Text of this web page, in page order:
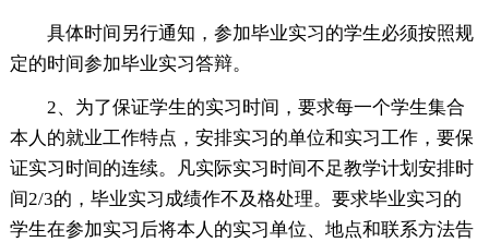
具体时间另行通知，参加毕业实习的学生必须按照规
定的时间参加毕业实习答辩。
2、为了保证学生的实习时间，要求每一个学生集合
本人的就业工作特点，安排实习的单位和实习工作，要保
证实习时间的连续。凡实际实习时间不足教学计划安排时
间2/3的，毕业实习成绩作不及格处理。要求毕业实习的
学生在参加实习后将本人的实习单位、地点和联系方法告